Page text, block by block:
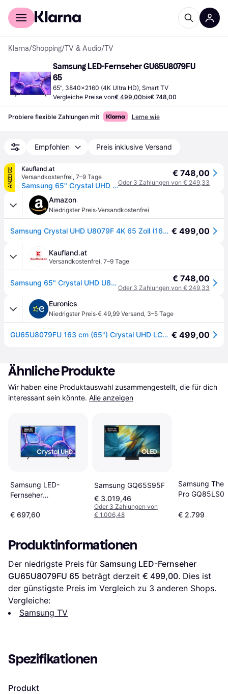
Für Shopper
Klarna/Shopping/TV & Audio/TV
Samsung LED-Fernseher GU65U8079FU
65
65", 3840x2160 (4K Ultra HD), Smart TV
Vergleiche Preise von€ 499,00bis€ 748,00
Probiere flexible Zahlungen mit Lerne wie
Empfohlen Preis inklusive Versand
ANZEIGE
Kaufland.at
Versandkostenfrei, 7–9 Tage
Samsung 65" Crystal UHD U8079F 4K Smart TV (2025), 165,1 cm (65"), 3840 x 2160 Pixel, LED, Smart-TV, WLAN, Schwarz
€ 748,00
Oder 3 Zahlungen von € 249,33
Amazon
Niedrigster Preis·Versandkostenfrei
Samsung Crystal UHD U8079F 4K 65 Zoll (163 cm) LED Fernseher, Crystal Prozessor 4K, MetalStream Design, SmartThings, AI Upscaling, Gaming Hub, Knox Security, Kostenlose Inhalte, Smart TV € 499,00
Kaufland.at
Versandkostenfrei, 7–9 Tage
Samsung 65" Crystal UHD U8079F 4K Smart TV (2025), 165,1 cm (65"), 3840 x 2160 Pixel, LED, Smart-TV, WLAN, Schwarz € 748,00
Oder 3 Zahlungen von € 249,33
Euronics
Niedrigster Preis·€ 49,99 Versand, 3–5 Tage
GU65U8079FU 163 cm (65") Crystal UHD LCD-TV mit LED-Technik schwarz, 4K Ultra HD, Smart-TV, DVB-T2/DVB-C/DVB-S2, Sprachsteuerung € 499,00
Ähnliche Produkte
Wir haben eine Produktauswahl zusammengestellt, die für dich
interessant sein könnte. Alle anzeigen
Samsung LED-
Fernseher
€ 697,60
Samsung GQ65S95F
€ 3.019,46
Oder 3 Zahlungen von
€ 1.006,48
Samsung The
Pro
€ 2.799
Produktinformationen
Der niedrigste Preis für Samsung LED-Fernseher
GU65U8079FU 65 beträgt derzeit € 499,00. Dies ist
der günstigste Preis im Vergleich zu 3 anderen Shops.
Vergleiche:
Samsung TV
Spezifikationen
Produkt